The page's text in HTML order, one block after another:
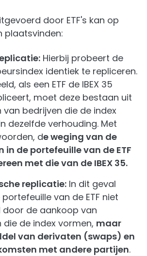
door ETF's kan op
plaatsvinden:
Hierbij probeert de
identiek te repliceren.
als een ETF de IBEX 35
moet deze bestaan uit
van bedrijven die de index
dezelfde verhouding. Met
de weging van de
in de portefeuille van de ETF
met die van de IBEX 35.
replicatie: In dit geval
van de ETF niet
de aankoop van
die de index vormen, maar
van derivaten (swaps) en
met andere partijen.